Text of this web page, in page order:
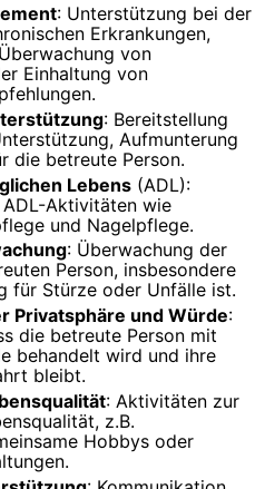
: Unterstützung bei der
Erkrankungen,
von
Einhaltung von
: Bereitstellung
Aufmunterung
die betreute Person.
Lebens (ADL):
Aktivitäten wie
und Nagelpflege.
: Überwachung der
Person, insbesondere
für Stürze oder Unfälle ist.
Privatsphäre und Würde:
die betreute Person mit
behandelt wird und ihre
bleibt.
: Aktivitäten zur
z.B.
Hobbys oder